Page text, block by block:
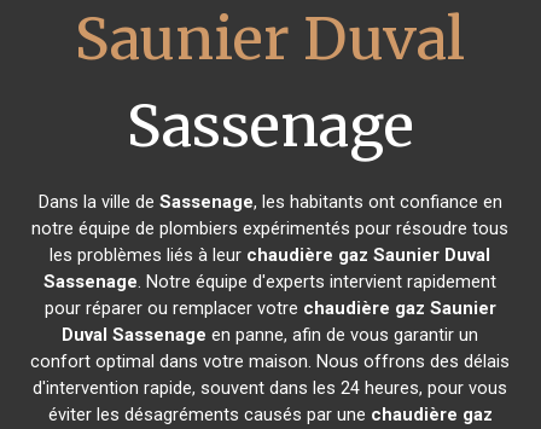
Saunier Duval
Sassenage
Dans la ville de Sassenage, les habitants ont confiance en
notre équipe de plombiers expérimentés pour résoudre tous
les problèmes liés à leur chaudière gaz Saunier Duval
Sassenage. Notre équipe d'experts intervient rapidement
pour réparer ou remplacer votre chaudière gaz Saunier
Duval Sassenage en panne, afin de vous garantir un
confort optimal dans votre maison. Nous offrons des délais
d'intervention rapide, souvent dans les 24 heures, pour vous
éviter les désagréments causés par une chaudière gaz